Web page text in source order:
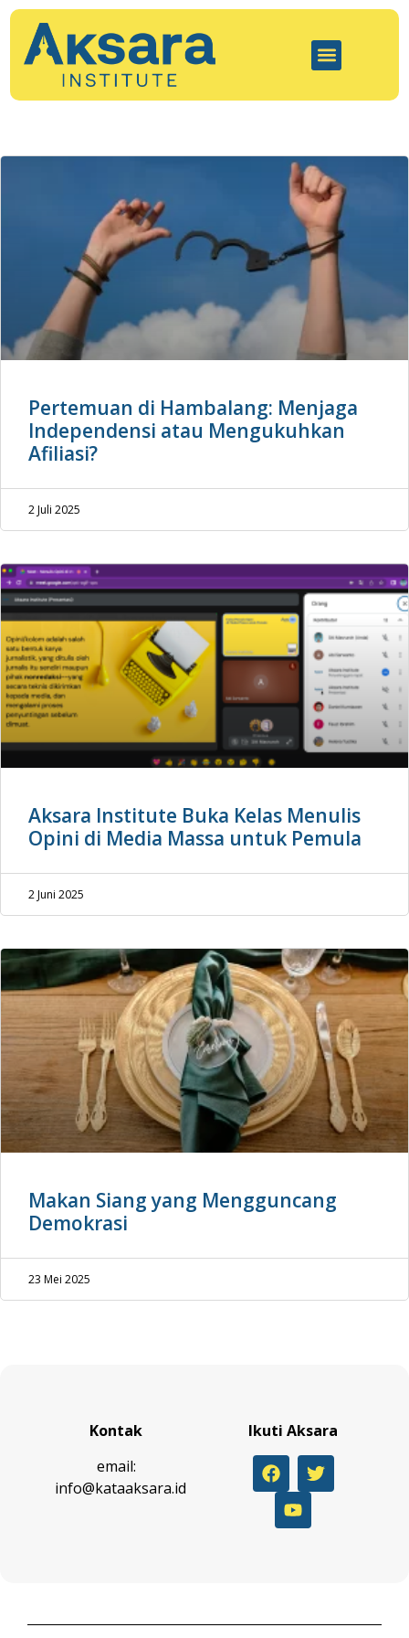
Pertemuan di Hambalang: Menjaga
Independensi atau Mengukuhkan
Afiliasi?
2 Juli 2025
Aksara Institute Buka Kelas Menulis
Opini di Media Massa untuk Pemula
2 Juni 2025
Makan Siang yang Mengguncang
Demokrasi
23 Mei 2025
Kontak
email:
info@kataaksara.id
Ikuti Aksara